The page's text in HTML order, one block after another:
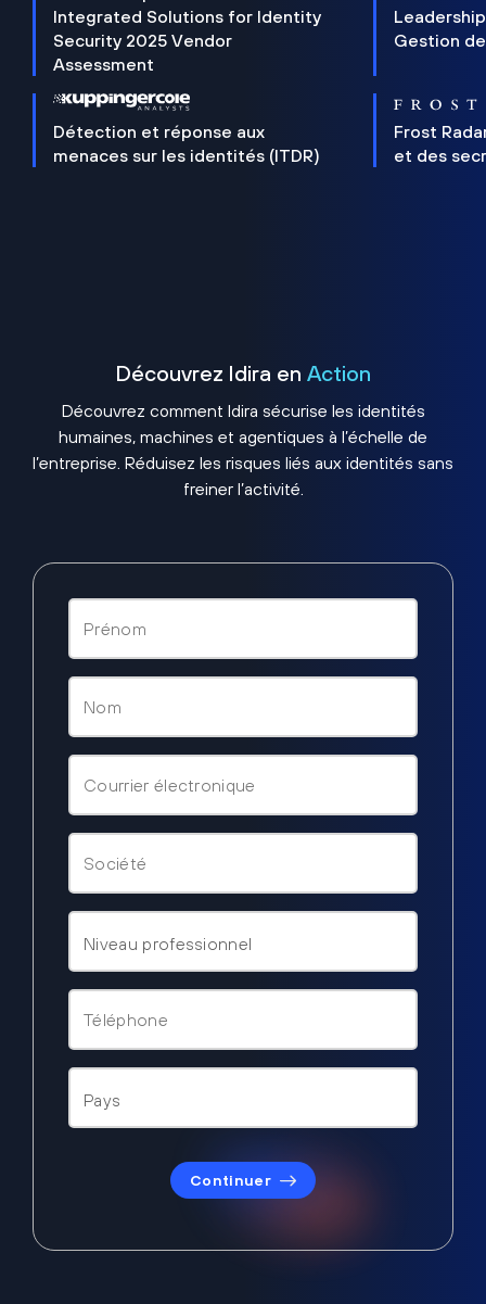
Integrated Solutions for Identity
Security 2025 Vendor
Assessment
Gestion
Détection et réponse aux
menaces sur les identités (ITDR)
Frost
et des
Découvrez Idira en Action
Découvrez comment Idira sécurise les identités
humaines, machines et agentiques à l’échelle de
l’entreprise. Réduisez les risques liés aux identités sans
freiner l’activité.
Continuer